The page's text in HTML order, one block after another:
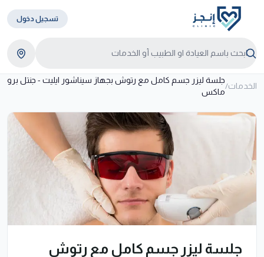
تسجيل دخول
الخدمات/
جلسة ليزر جسم كامل مع رتوش بجهاز سيناشور ايليت - جنتل برو
ماكس
جلسة ليزر جسم كامل مع رتوش